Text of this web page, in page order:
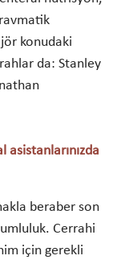
konudaki
da: Stanley
beraber son
Cerrahi
için gerekli